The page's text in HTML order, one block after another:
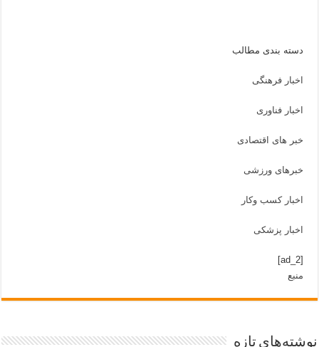
دسته بندی مطالب
اخبار فرهنگی
اخبار فناوری
خبر های اقتصادی
خبرهای ورزشی
اخبار کسب وکار
اخبار پزشکی
[ad_2]
منبع
نوشته‌های تازه